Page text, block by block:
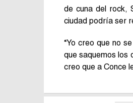
de cuna del rock,
ciudad podría ser
“Yo creo que no
que saquemos los
creo que a Conce